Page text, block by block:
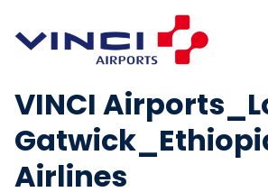
VINCI
Airlines